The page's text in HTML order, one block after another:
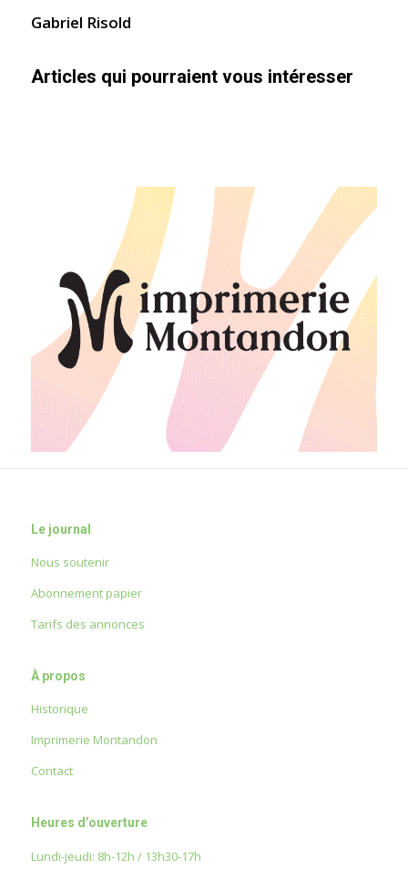
Gabriel Risold
Articles qui pourraient vous intéresser
Le journal
Nous soutenir
Abonnement papier
Tarifs des annonces
À propos
Historique
Imprimerie Montandon
Contact
Heures d’ouverture
Lundi-jeudi: 8h-12h / 13h30-17h